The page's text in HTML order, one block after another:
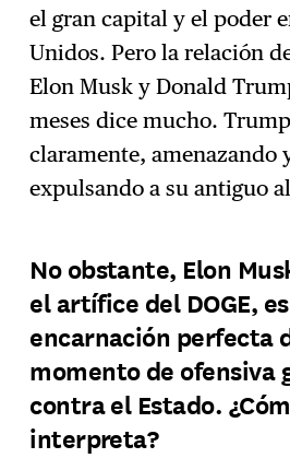
el gran capital y el poder
Unidos. Pero la relación
Elon Musk y Donald
meses dice mucho.
claramente, amenazando
expulsando a su antiguo
No obstante, Elon
el artífice del DOGE,
encarnación perfecta
momento de ofensiva
contra el Estado.
interpreta?